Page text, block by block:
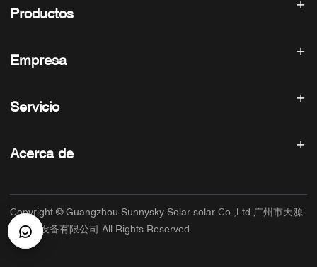
Productos
Panel solar
Sistema de energía solar
Controlador de carga solar
Empresa
Productos
Sobre nosotros
Servicio
Política de reembolso
Política de garantía
Términos de servicio
Envío y entrega
Acerca de
Aplicación principal
Copyright © Guangzhou Sunnysky Solar solar Co.,Ltd 广州市天源
太阳能设备有限公司 All Rights Reserved.